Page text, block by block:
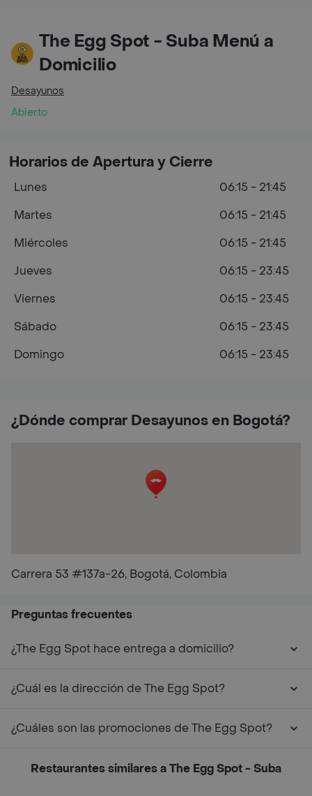
The Egg Spot - Suba Menú a
Domicilio
Desayunos
Abierto
¿Dónde comprar Desayunos en Bogotá?
Carrera 53 #137a-26, Bogotá, Colombia
Horarios de Apertura y Cierre
Lunes
06:15 - 21:45
Martes
06:15 - 21:45
Miércoles
06:15 - 21:45
Jueves
06:15 - 23:45
Viernes
06:15 - 23:45
Sábado
06:15 - 23:45
Domingo
06:15 - 23:45
Preguntas frecuentes
¿The Egg Spot hace entrega a domicilio?
¿Cuál es la dirección de The Egg Spot?
¿Cuáles son las promociones de The Egg Spot?
Restaurantes similares a The Egg Spot - Suba